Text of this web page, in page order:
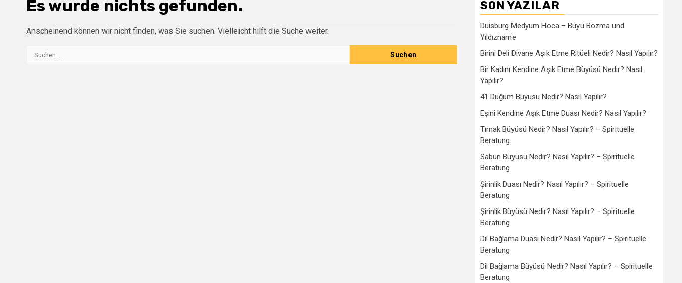
Es wurde nichts gefunden.
Anscheinend können wir nicht finden, was Sie suchen. Vielleicht hilft die Suche weiter.
Suchen
SON YAZILAR
Duisburg Medyum Hoca – Büyü Bozma und
Yıldızname
Birini Deli Divane Aşık Etme Ritüeli Nedir? Nasıl Yapılır?
Bir Kadını Kendine Aşık Etme Büyüsü Nedir? Nasıl
Yapılır?
41 Düğüm Büyüsü Nedir? Nasıl Yapılır?
Eşini Kendine Aşık Etme Duası Nedir? Nasıl Yapılır?
Tırnak Büyüsü Nedir? Nasıl Yapılır? – Spirituelle
Beratung
Sabun Büyüsü Nedir? Nasıl Yapılır? – Spirituelle
Beratung
Şirinlik Duası Nedir? Nasıl Yapılır? – Spirituelle
Beratung
Şirinlik Büyüsü Nedir? Nasıl Yapılır? – Spirituelle
Beratung
Dil Bağlama Duası Nedir? Nasıl Yapılır? – Spirituelle
Beratung
Dil Bağlama Büyüsü Nedir? Nasıl Yapılır? – Spirituelle
Beratung